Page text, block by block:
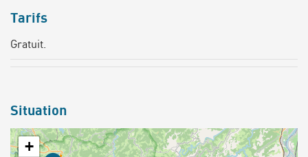
Tarifs
Gratuit.
Situation
+